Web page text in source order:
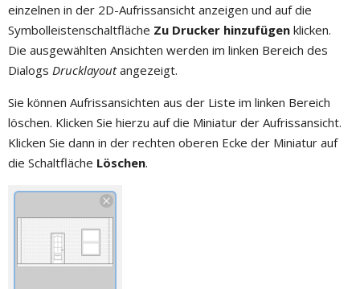
einzelnen in der 2D-Aufrissansicht anzeigen und auf die
Symbolleistenschaltfläche Zu Drucker hinzufügen klicken.
Die ausgewählten Ansichten werden im linken Bereich des
Dialogs Drucklayoutangezeigt.
Sie können Aufrissansichten aus der Liste im linken Bereich
löschen. Klicken Sie hierzu auf die Miniatur der Aufrissansicht.
Klicken Sie dann in der rechten oberen Ecke der Miniatur auf
die Schaltfläche Löschen.